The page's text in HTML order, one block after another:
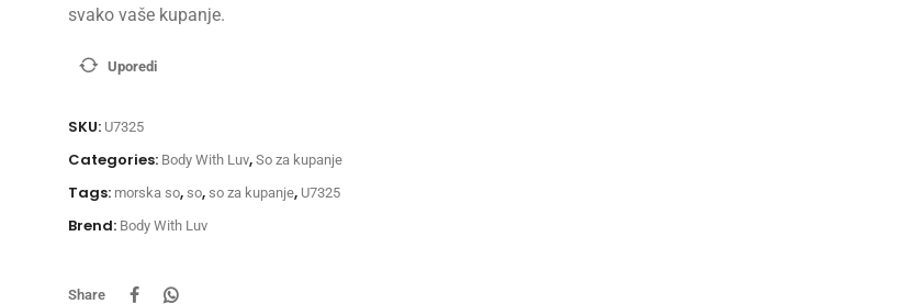
svako vaše kupanje.
Uporedi
SKU: U7325
Categories: Body With Luv, So za kupanje
Tags: morska so, so, so za kupanje, U7325
Brend: Body With Luv
Share